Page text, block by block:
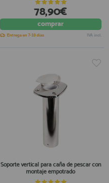
78,90€
comprar
Entrega en 7-10 días IVA incl.
Soporte vertical para caña de pescar con
montaje empotrado